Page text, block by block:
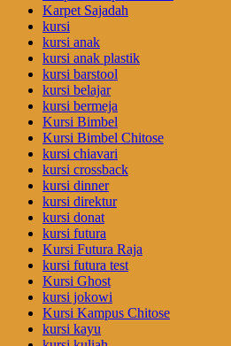
Karpet Sajadah
kursi
kursi anak
kursi anak plastik
kursi barstool
kursi belajar
kursi bermeja
Kursi Bimbel
Kursi Bimbel Chitose
kursi chiavari
kursi crossback
kursi dinner
kursi direktur
kursi donat
kursi futura
Kursi Futura Raja
kursi futura test
Kursi Ghost
kursi jokowi
Kursi Kampus Chitose
kursi kayu